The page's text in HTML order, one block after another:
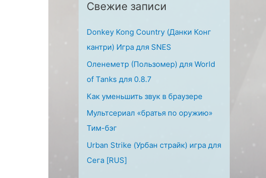
:Свежие записи
Donkey Kong Country (Данки Конг
кантри) Игра для SNES
Оленеметр (Пользомер) для World
of Tanks для 0.8.7
Как уменьшить звук в браузере
Мультсериал «братья по оружию»
Тим-бэг
Urban Strike (Урбан страйк) игра для
Сега [RUS]